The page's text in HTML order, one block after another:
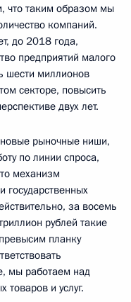
что таким образом мы
компаний.
до 2018 года,
предприятий малого
шести миллионов
секторе, повысить
двух лет.
рыночные ниши,
по линии спроса,
механизм
государственных
за восемь
рублей такие
планку
мы работаем над
и услуг.